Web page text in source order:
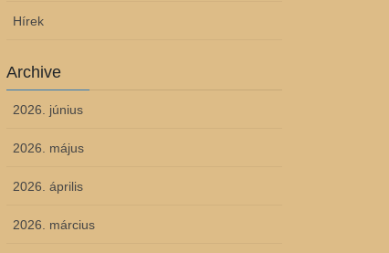
Hírek
Archive
2026. június
2026. május
2026. április
2026. március